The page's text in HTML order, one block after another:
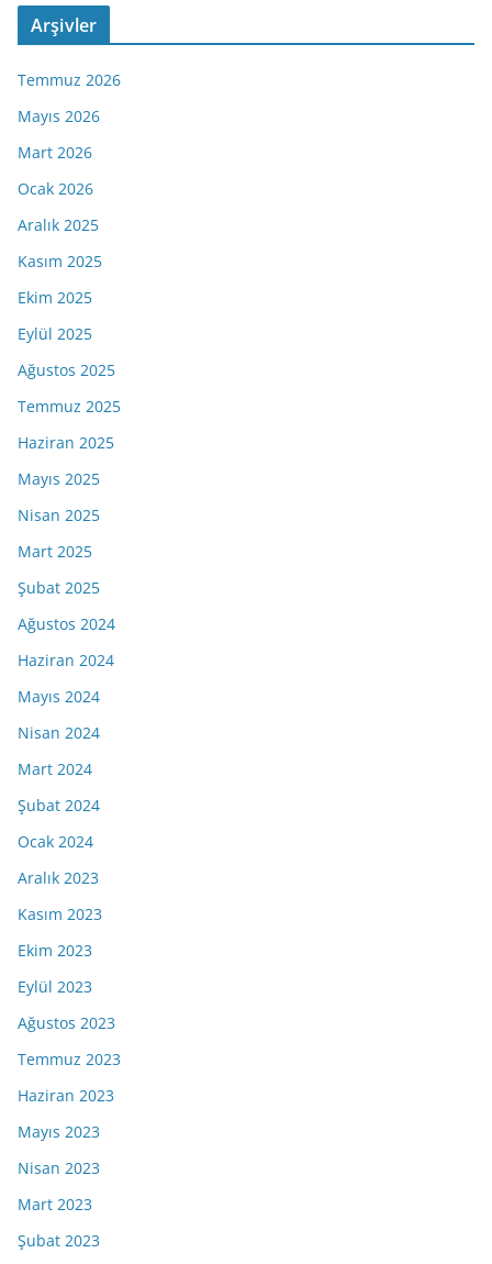
Arşivler
Temmuz 2026
Mayıs 2026
Mart 2026
Ocak 2026
Aralık 2025
Kasım 2025
Ekim 2025
Eylül 2025
Ağustos 2025
Temmuz 2025
Haziran 2025
Mayıs 2025
Nisan 2025
Mart 2025
Şubat 2025
Ağustos 2024
Haziran 2024
Mayıs 2024
Nisan 2024
Mart 2024
Şubat 2024
Ocak 2024
Aralık 2023
Kasım 2023
Ekim 2023
Eylül 2023
Ağustos 2023
Temmuz 2023
Haziran 2023
Mayıs 2023
Nisan 2023
Mart 2023
Şubat 2023